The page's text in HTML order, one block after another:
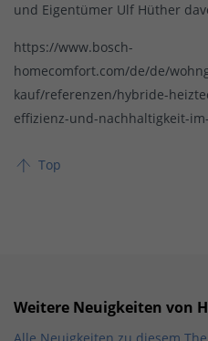
und Eigentümer Ulf Hüther
https://www.bosch-
homecomfort.com/de/de/
kauf/referenzen/hybride-
effizienz-und-nachhaltigkeit-
Top
Weitere Neuigkeiten von